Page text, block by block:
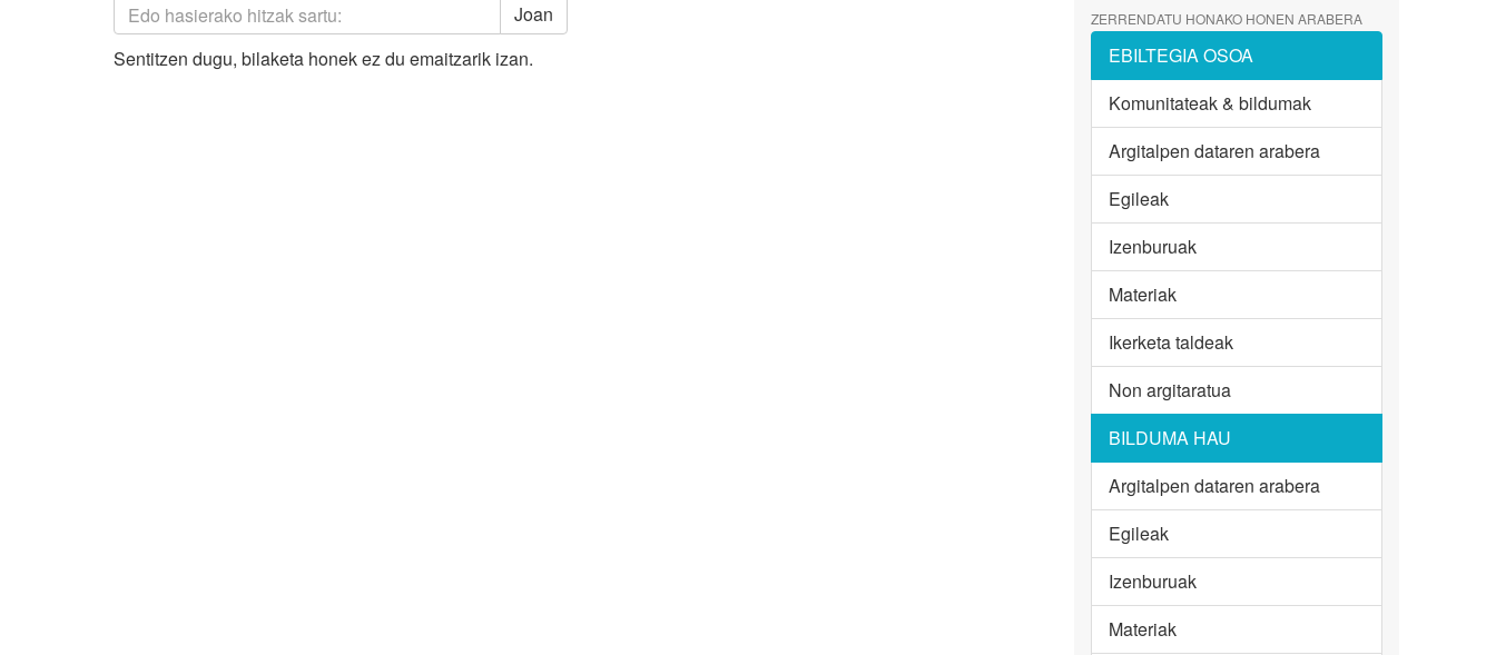
Joan
Sentitzen dugu, bilaketa honek ez du emaitzarik izan.
ZERRENDATU HONAKO HONEN ARABERA
EBILTEGIA OSOA
Komunitateak & bildumak
Argitalpen dataren arabera
Egileak
Izenburuak
Materiak
Ikerketa taldeak
Non argitaratua
BILDUMA HAU
Argitalpen dataren arabera
Egileak
Izenburuak
Materiak